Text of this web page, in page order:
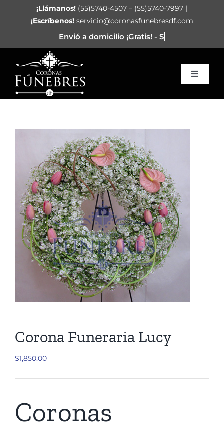
¡Llámanos! (55)5740-4507 – (55)5740-7997 |
¡Escríbenos!servicio@coronasfunebresdf.com
Toggle
Inicio
Arreglos
Coronas
Cruces
Medallones
Ramos
Mensajes
Corona Funeraria Lucy
$1,850.00
Coronas